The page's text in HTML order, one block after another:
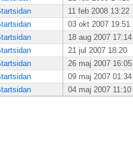
11 feb 2008 13:22
03 okt 2007 19:51
18 aug 2007 17:14
21 jul 2007 18:20
26 maj 2007 16:05
09 maj 2007 01:34
04 maj 2007 11:10